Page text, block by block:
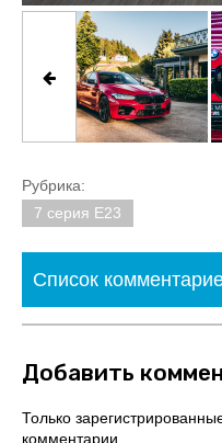
Рубрика:
7 серия E23
Список
Добавить
Только
комментарии.